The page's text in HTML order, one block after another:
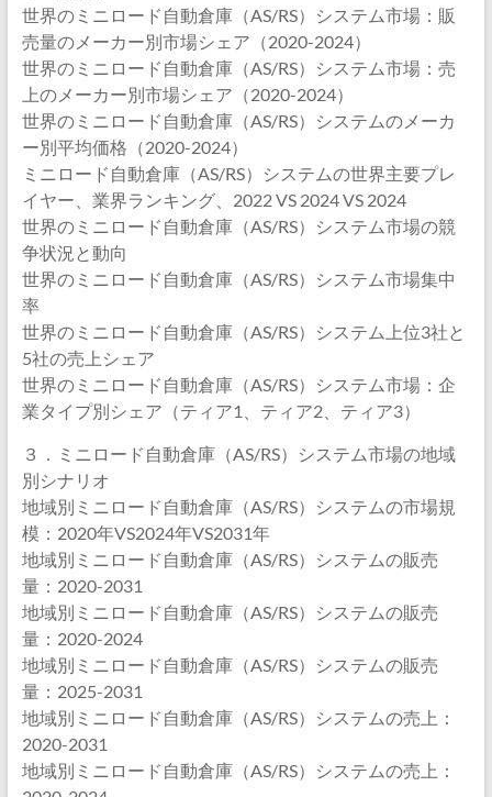
世界のミニロード自動倉庫（AS/RS）システム市場：販
売量のメーカー別市場シェア（2020-2024）
世界のミニロード自動倉庫（AS/RS）システム市場：売
上のメーカー別市場シェア（2020-2024）
世界のミニロード自動倉庫（AS/RS）システムのメーカ
ー別平均価格（2020-2024）
ミニロード自動倉庫（AS/RS）システムの世界主要プレ
イヤー、業界ランキング、2022 VS 2024 VS 2024
世界のミニロード自動倉庫（AS/RS）システム市場の競
争状況と動向
世界のミニロード自動倉庫（AS/RS）システム市場集中
率
世界のミニロード自動倉庫（AS/RS）システム上位3社と
5社の売上シェア
世界のミニロード自動倉庫（AS/RS）システム市場：企
業タイプ別シェア（ティア1、ティア2、ティア3）
３．ミニロード自動倉庫（AS/RS）システム市場の地域
別シナリオ
地域別ミニロード自動倉庫（AS/RS）システムの市場規
模：2020年VS2024年VS2031年
地域別ミニロード自動倉庫（AS/RS）システムの販売
量：2020-2031
地域別ミニロード自動倉庫（AS/RS）システムの販売
量：2020-2024
地域別ミニロード自動倉庫（AS/RS）システムの販売
量：2025-2031
地域別ミニロード自動倉庫（AS/RS）システムの売上：
2020-2031
地域別ミニロード自動倉庫（AS/RS）システムの売上：